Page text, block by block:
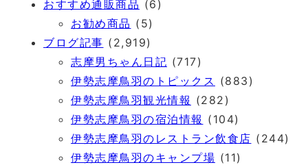
おすすめ通販商品 (6)
お勧め商品 (5)
ブログ記事 (2,919)
志摩男ちゃん日記 (717)
伊勢志摩鳥羽のトピックス (883)
伊勢志摩鳥羽観光情報 (282)
伊勢志摩鳥羽の宿泊情報 (104)
伊勢志摩鳥羽のレストラン飲食店 (244)
伊勢志摩鳥羽のキャンプ場 (11)